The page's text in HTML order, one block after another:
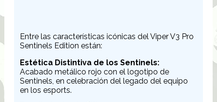
Entre las características icónicas del Viper V3 Pro
Sentinels Edition están:
Estética Distintiva de los Sentinels:
Acabado metálico rojo con el logotipo de
Sentinels, en celebración del legado del equipo
en los esports.